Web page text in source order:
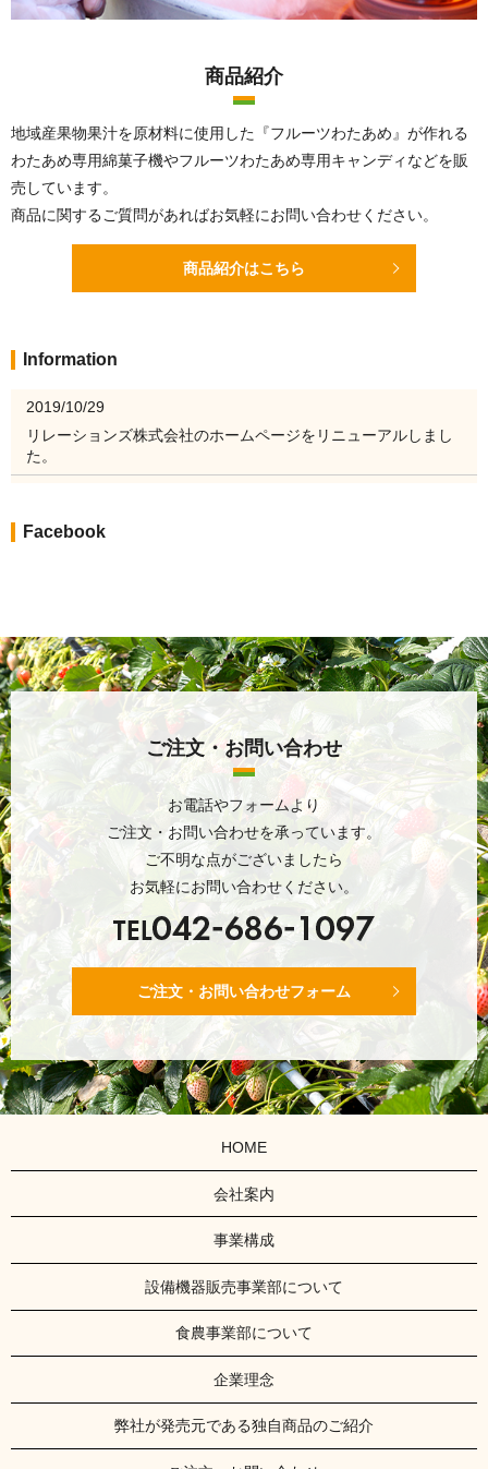
商品紹介
地域産果物果汁を原材料に使用した 『フルーツわたあめ』が作れる
わたあめ専用綿菓子機やフルーツわたあめ専用キャンディなどを販
売しています。
商品に関するご質問があればお気軽にお問い合わせください。
商品紹介はこちら
Information
2019/10/29
リレーションズ株式会社のホームページをリニューアルしまし
た。
Facebook
ご注文・お問い合わせ
お電話やフォームより
ご注文・お問い合わせを承っています。
ご不明な点がございましたら
お気軽にお問い合わせください。
ご注文・お問い合わせフォーム
HOME
会社案内
事業構成
設備機器販売事業部について
食農事業部について
企業理念
弊社が発売元である独自商品のご紹介